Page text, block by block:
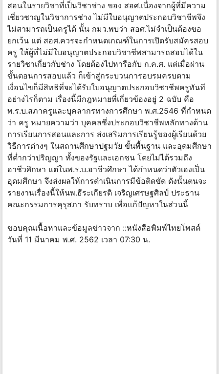
สอนในรายวิชาที่เป็นวิชาช่าง ของ สอศ.เนื่องจากผู้ที่มีความ
เชี่ยวชาญในวิชาการช่าง ไม่มีใบอนุญาตประกอบวิชาชีพจึง
ไม่สามารถเป็นครูได้ นั้น กมว.พบว่า สอศ.ไม่จำเป็นต้องขอ
ยกเว้น แต่ สอศ.ควรจะกำหนดเกณฑ์ในการเปิดรับสมัครสอบ
ครู ให้ผู้ที่ไม่มีใบอนุญาตประกอบวิชาชีพสามารถสอบได้ใน
รายวิชาเกี่ยวกับช่าง โดยต้องไปหารือกับ ก.ค.ศ. แต่เมื่อผ่าน
ขั้นตอนการสอบแล้ว ก็เข้าสู่กระบวนการอบรมครบตาม
เงื่อนไขก็มีสิทธิที่จะได้รับใบอนุญาตประกอบวิชาชีพครูทันที
อย่างไรก็ตาม เรื่องนี้มีกฎหมายที่เกี่ยวข้องอยู่ 2 ฉบับ คือ
พ.ร.บ.สภาครูและบุคลากรทางการศึกษา พ.ศ.2546 ที่กำหนด
ว่า ครู หมายความว่า บุคคลซึ่งประกอบวิชาชีพหลักทางด้าน
การเรียนการสอนและการ ส่งเสริมการเรียนรู้ของผู้เรียนด้วย
วิธีการต่างๆ ในสถานศึกษาปฐมวัย ขั้นพื้นฐาน และอุดมศึกษา
ที่ต่ำกว่าปริญญา ทั้งของรัฐและเอกชน โดยไม่ได้รวมถึง
อาชีวศึกษา แต่ในพ.ร.บ.อาชีวศึกษา ได้กำหนดว่าตัวเองเป็น
อุดมศึกษา จึงส่งผลให้การดำเนินการมีข้อติดขัด ดังนั้นตนจะ
รายงานเรื่องนี้ให้นพ.ธีระเกียรติ เจริญเศรษฐศิลป์ ประธาน
คณะกรรมการคุรุสภา รับทราบ เพื่อแก้ปัญหาในส่วนนี้
ขอบคุณเนื้อหาและข้อมูลข่าวจาก ::หนังสือพิมพ์ไทยโพสต์
วันที่ 11 มีนาคม พ.ศ. 2562 เวลา 07:30 น.